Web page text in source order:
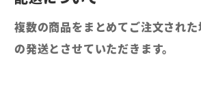
複数の商品をまとめてご注文され
の発送とさせていただきます。